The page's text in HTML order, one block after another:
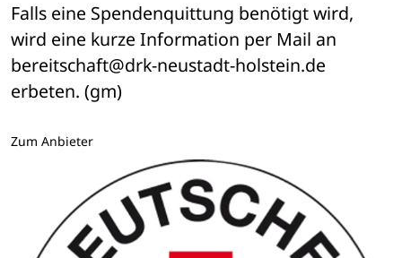
Falls eine Spendenquittung benötigt wird,
wird eine kurze Information per Mail an
bereitschaft@drk-neustadt-holstein.de
erbeten. (gm)
Zum Anbieter